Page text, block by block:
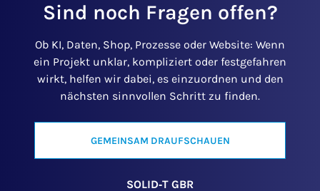
Sind noch Fragen offen?
Ob KI, Daten, Shop, Prozesse oder Website: Wenn
ein Projekt unklar, kompliziert oder festgefahren
wirkt, helfen wir dabei, es einzuordnen und den
nächsten sinnvollen Schritt zu finden.
GEMEINSAM DRAUFSCHAUEN
SOLID‑T GBR